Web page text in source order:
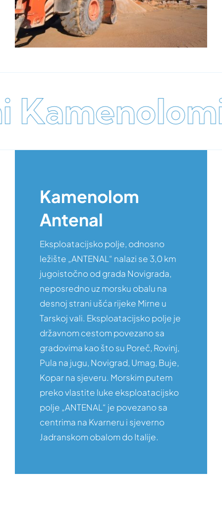
Kamenolom
Antenal
Eksploatacijsko polje, odnosno
ležište „ANTENAL“ nalazi se 3,0 km
jugoistočno od grada Novigrada,
neposredno uz morsku obalu na
desnoj strani ušća rijeke Mirne u
Tarskoj vali. Eksploatacijsko polje je
državnom cestom povezano sa
gradovima kao što su Poreč, Rovinj,
Pula na jugu, Novigrad, Umag, Buje,
Kopar na sjeveru. Morskim putem
preko vlastite luke eksploatacijsko
polje „ANTENAL“ je povezano sa
centrima na Kvarneru i sjeverno
Jadranskom obalom do Italije.